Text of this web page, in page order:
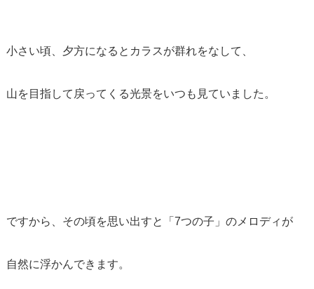
小さい頃、夕方になるとカラスが群れをなして、
山を目指して戻ってくる光景をいつも見ていました。
ですから、その頃を思い出すと「 7つの子」のメロディが
自然に浮かんできます。